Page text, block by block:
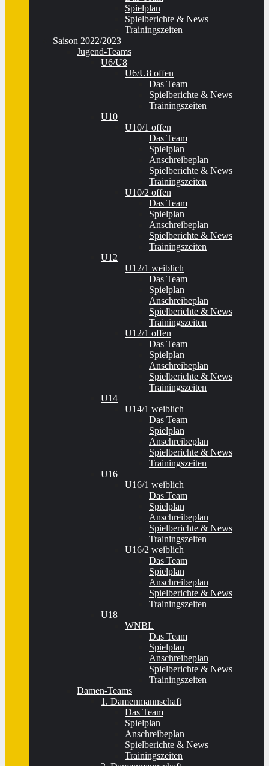
Spielplan
Spielberichte & News
Trainingszeiten
Saison 2022/2023
Jugend-Teams
U6/U8
U6/U8 offen
Das Team
Spielberichte & News
Trainingszeiten
U10
U10/1 offen
Das Team
Spielplan
Anschreibeplan
Spielberichte & News
Trainingszeiten
U10/2 offen
Das Team
Spielplan
Anschreibeplan
Spielberichte & News
Trainingszeiten
U12
U12/1 weiblich
Das Team
Spielplan
Anschreibeplan
Spielberichte & News
Trainingszeiten
U12/1 offen
Das Team
Spielplan
Anschreibeplan
Spielberichte & News
Trainingszeiten
U14
U14/1 weiblich
Das Team
Spielplan
Anschreibeplan
Spielberichte & News
Trainingszeiten
U16
U16/1 weiblich
Das Team
Spielplan
Anschreibeplan
Spielberichte & News
Trainingszeiten
U16/2 weiblich
Das Team
Spielplan
Anschreibeplan
Spielberichte & News
Trainingszeiten
U18
WNBL
Das Team
Spielplan
Anschreibeplan
Spielberichte & News
Trainingszeiten
Damen-Teams
1. Damenmannschaft
Das Team
Spielplan
Anschreibeplan
Spielberichte & News
Trainingszeiten